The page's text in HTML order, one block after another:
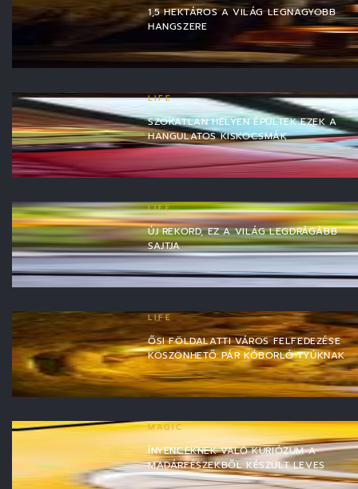
1,5 HEKTÁROS A VILÁG LEGNAGYOBB
HANGSZERE
LIFE
SZOKATLAN HELYEN ÉPÜLTEK EZEK A
HANGULATOS KISKOCSMÁK
LIFE
ÚJ REKORD, EZ A VILÁG LEGDRÁGÁBB
SAJTJA
LIFE
ŐSI FÖLDALATTI VÁROS FELFEDEZÉSE
KÖSZÖNHETŐ PÁR KÓBORLÓ TYÚKNAK
MAGIC
ÍNYENCEKNEK VALÓ KURIÓZUM A
MADÁRFÉSZEKBŐL KÉSZÜLT LEVES